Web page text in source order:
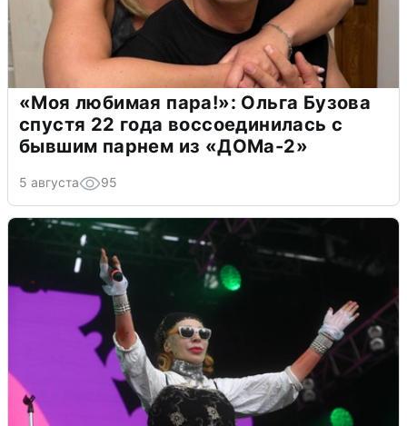
«Моя любимая пара!»: Ольга Бузова
спустя 22 года воссоединилась с
бывшим парнем из «ДОМа-2»
5 августа 95